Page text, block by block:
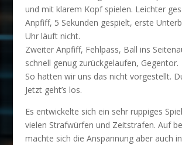
und mit klarem Kopf spielen. Leichter
Anpfiff, 5 Sekunden gespielt, erste
Uhr läuft nicht.
Zweiter Anpfiff, Fehlpass, Ball ins
schnell genug zurückgelaufen, Gegentor.
So hatten wir uns das nicht vorgestellt.
Jetzt geht’s los.
Es entwickelte sich ein sehr ruppiges
vielen Strafwürfen und Zeitstrafen. Auf
machte sich die Anspannung aber auch